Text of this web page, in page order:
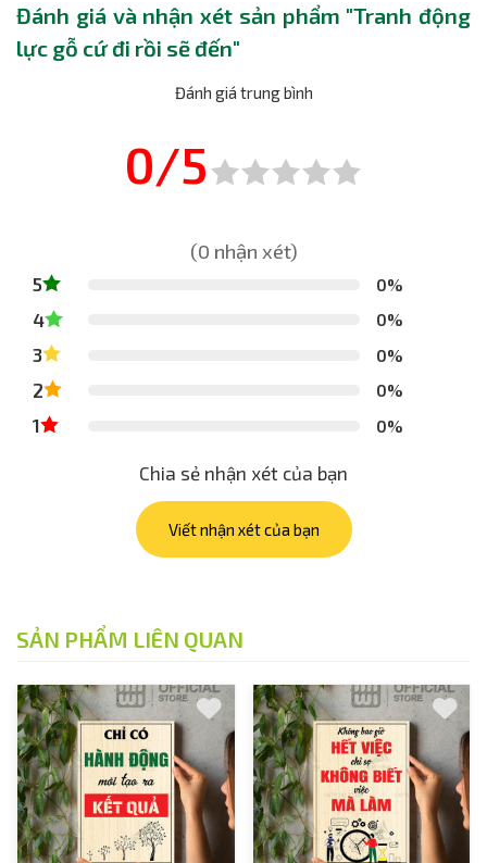
Đánh giá và nhận xét sản phẩm "Tranh động
lực gỗ cứ đi rồi sẽ đến"
Đánh giá trung bình
0/5
(0 nhận xét)
5 0%
4 0%
3 0%
2 0%
1 0%
Chia sẻ nhận xét của bạn
Viết nhận xét của bạn
SẢN PHẨM LIÊN QUAN